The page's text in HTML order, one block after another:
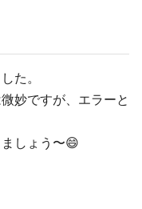
た。
妙ですが、エラーと
しょう〜😄